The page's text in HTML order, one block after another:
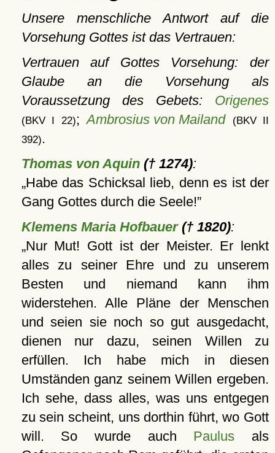
Unsere menschliche Antwort auf die
Vorsehung Gottes ist das Vertrauen:
Vertrauen auf Gottes Vorsehung: der
Glaube an die Vorsehung als
Voraussetzung des Gebets: Origenes
(BKV I 22);Ambrosius von Mailand
(BKV II
392).
Thomas von Aquin(† 1274):
Habe das Schicksal lieb, denn es ist der
Gang Gottes durch die Seele!
Klemens Maria Hofbauer(† 1820):
Nur Mut! Gott ist der Meister. Er lenkt
alles zu seiner Ehre und zu unserem
Besten und niemand kann ihm
widerstehen. Alle Pläne der Menschen
und seien sie noch so gut ausgedacht,
dienen nur dazu, seinen Willen zu
erfüllen. Ich habe mich in diesen
Umständen ganz seinem Willen ergeben.
Ich sehe, dass alles, was uns entgegen
zu sein scheint, uns dorthin führt, wo Gott
will. So wurde auch Paulus als